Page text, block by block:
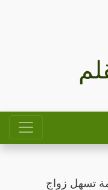
تسهل زواج